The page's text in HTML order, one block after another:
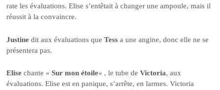
rate les évaluations. Elise s’entêtait à changer une ampoule, mais il
réussit à la convaincre.
Justine dit aux évaluations queTess a une angine, donc elle ne se
présentera pas.
Elise chante «Sur mon étoile« , le tube deVictoria, aux
évaluations. Elise est en panique, s’arrête, en larmes. Victoria